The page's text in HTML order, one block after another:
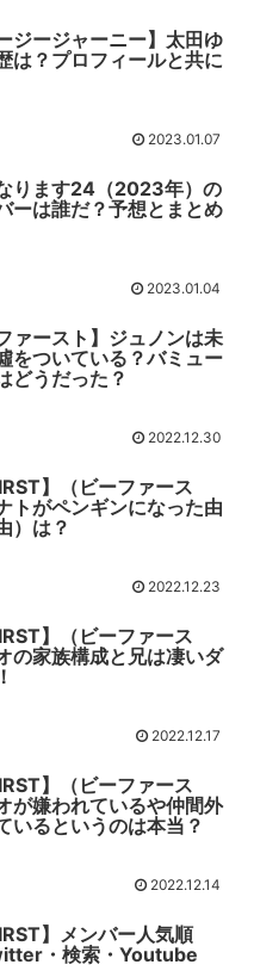
ジージャーニー】太田ゆ
は？プロフィールと共に
2023.01.07
ります24（2023年）の
ーは誰だ？予想とまとめ
2023.01.04
ァースト】ジュノンは未
をついている？バミュー
どうだった？
2022.12.30
】（ビーファース
トがペンギンになった由
）は？
2022.12.23
】（ビーファース
の家族構成と兄は凄いダ
2022.12.17
】（ビーファース
が嫌われているや仲間外
いるというのは本当？
2022.12.14
】メンバー人気順
・検索・Youtube